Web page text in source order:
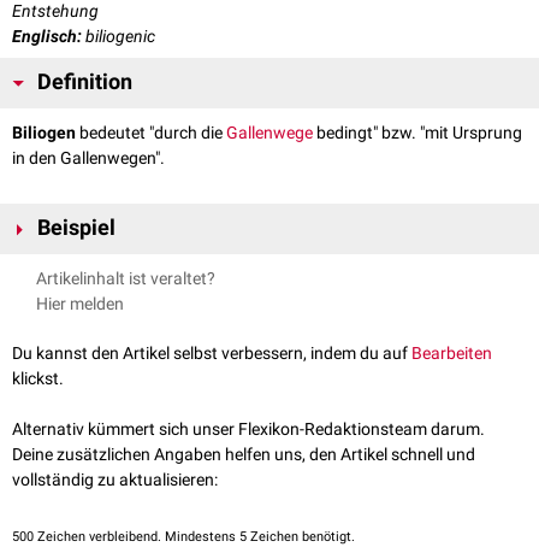
Entstehung
Englisch:biliogenic
Definition
Biliogen bedeutet "durch dieGallenwege bedingt" bzw. "mit Ursprung
in den Gallenwegen".
Beispiel
Biliogene Pankreatitis
Artikelinhalt ist veraltet?
Hier melden
Du kannst den Artikel selbst verbessern, indem du auf Bearbeiten
klickst.
Alternativ kümmert sich unser Flexikon-Redaktionsteam darum.
Deine zusätzlichen Angaben helfen uns, den Artikel schnell und
vollständig zu aktualisieren:
500 Zeichen verbleibend. Mindestens 5 Zeichen benötigt.